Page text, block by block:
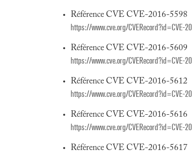
Référence CVE CVE-2016-5598
https://www.cve.org/CVERecord?id=CVE-
Référence CVE CVE-2016-5609
https://www.cve.org/CVERecord?id=CVE-
Référence CVE CVE-2016-5612
https://www.cve.org/CVERecord?id=CVE-
Référence CVE CVE-2016-5616
https://www.cve.org/CVERecord?id=CVE-
Référence CVE CVE-2016-5617